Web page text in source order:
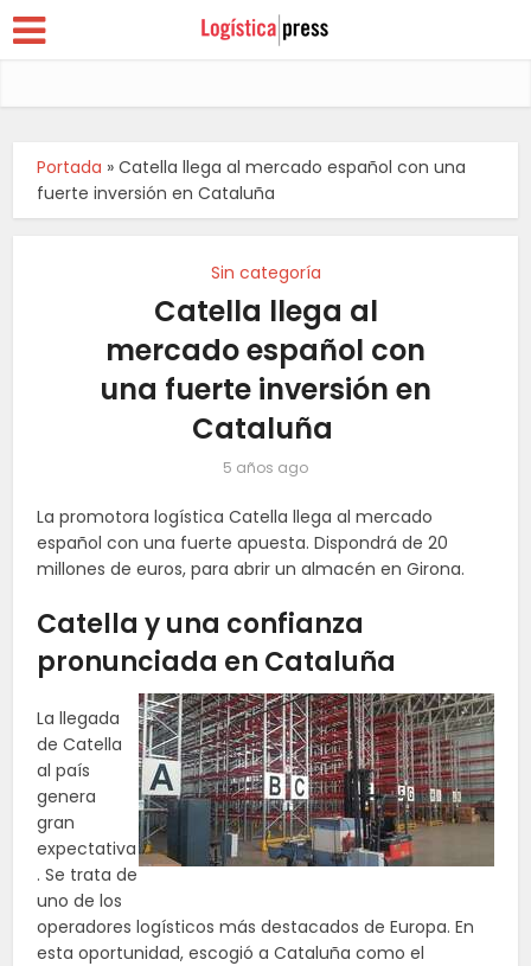
Portada »Catella llega al mercado español con una
fuerte inversión en Cataluña
Sin categoría
Catella llega al
mercado español con
una fuerte inversión en
Cataluña
5 años ago
La promotora logística Catella llega al mercado
español con una fuerte apuesta. Dispondrá de 20
millones de euros, para abrir un almacén en Girona.
Catella y una confianza
pronunciada en Cataluña
La llegada
de Catella
al país
genera
gran
expectativa
. Se trata de
uno de los
operadores logísticos más destacados de Europa. En
esta oportunidad, escogió a Cataluña como el